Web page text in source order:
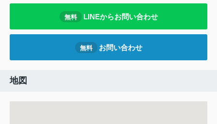
無料 LINEからお問い合わせ
無料 お問い合わせ
地図